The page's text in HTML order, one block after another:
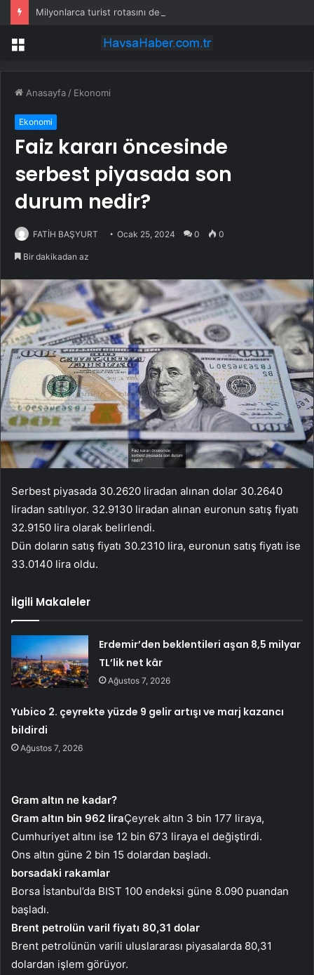
Menü
Anasayfa / Ekonomi
Ekonomi
Faiz kararı öncesinde
serbest piyasada son
durum nedir?
FATİH BAŞYURT Ocak 25, 2024 0 0
Bir dakikadan az
Serbest piyasada 30.2620 liradan alınan dolar 30.2640
liradan satılıyor. 32.9130 liradan alınan euronun satış fiyatı
32.9150 lira olarak belirlendi.
Dün doların satış fiyatı 30.2310 lira, euronun satış fiyatı ise
33.0140 lira oldu.
İlgili Makaleler
Erdemir’den beklentileri aşan 8,5 milyar
TL’lik net kâr
Ağustos 7, 2026
Yubico 2. çeyrekte yüzde 9 gelir artışı ve marj kazancı
bildirdi
Ağustos 7, 2026
Gram altın ne kadar?
Gram altın bin 962 liraÇeyrek altın 3 bin 177 liraya,
Cumhuriyet altını ise 12 bin 673 liraya el değiştirdi.
Ons altın güne 2 bin 15 dolardan başladı.
borsadaki rakamlar
Borsa İstanbul’da BIST 100 endeksi güne 8.090 puandan
başladı.
Brent petrolün varil fiyatı 80,31 dolar
Brent petrolünün varili uluslararası piyasalarda 80,31
dolardan işlem görüyor.